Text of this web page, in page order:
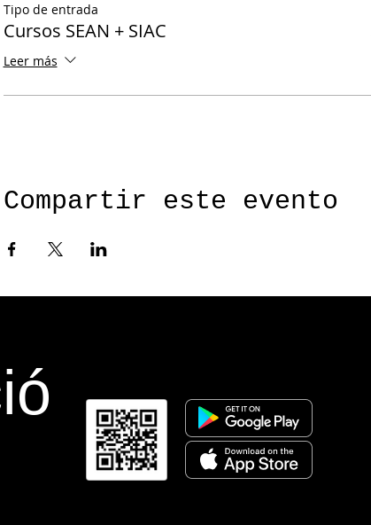
Tipo de entrada
Cursos SEAN + SIAC
Leer más
Compartir este evento